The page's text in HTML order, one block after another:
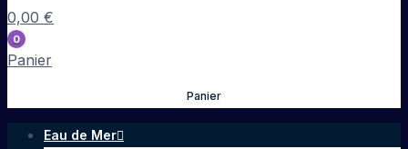
0,00 €
0
Panier
Panier
Eau de Mer